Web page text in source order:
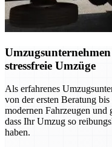
stressfreie Umzüge
Als erfahrenes
von der ersten Beratung
modernen Fahrzeugen und
dass Ihr Umzug so
haben.